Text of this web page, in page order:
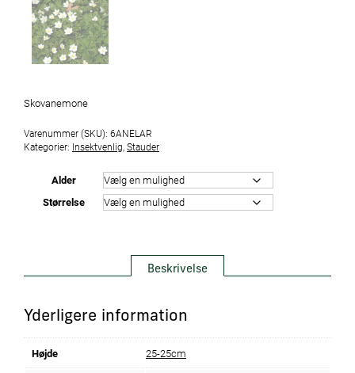
Skovanemone
Varenummer (SKU): 6ANELAR
Kategorier: Insektvenlig Stauder
Alder
Størrelse
Beskrivelse
Yderligere information
Højde 25-25cm